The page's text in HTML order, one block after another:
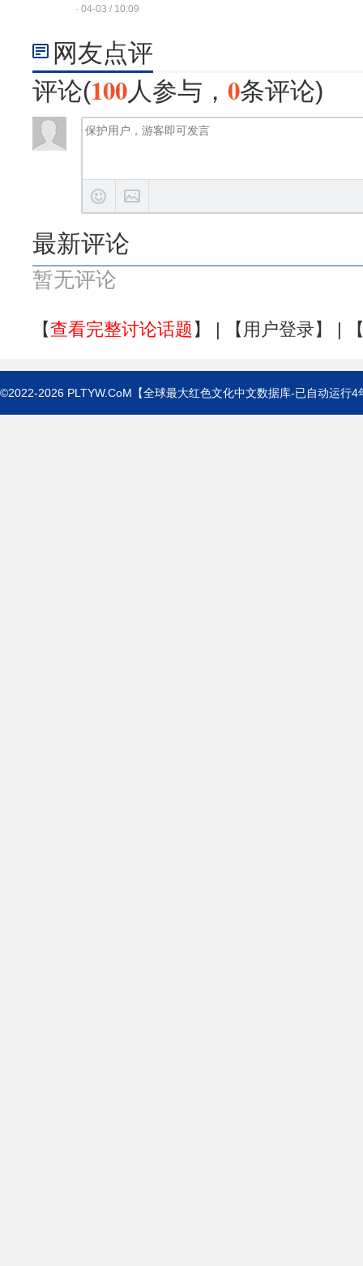
家：一些说法“精神错乱”
· 04-03 / 10:09
网友点评
评论(100人参与， 0条评论)
最新评论
暂无评论
【查看完整讨论话题】 | 【 用户登录】 |
©2022-2026 PLTYW.CoM 【全球最大红色文化中文数据库-已自动运行4